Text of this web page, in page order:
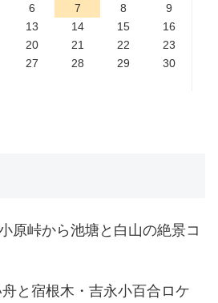
6 7 8
9
13 14 15
16
20 21 22
23
27 28 29
30
原峠から池塘と白山の絶景コ
と宿根木・吉永小百合ロケ